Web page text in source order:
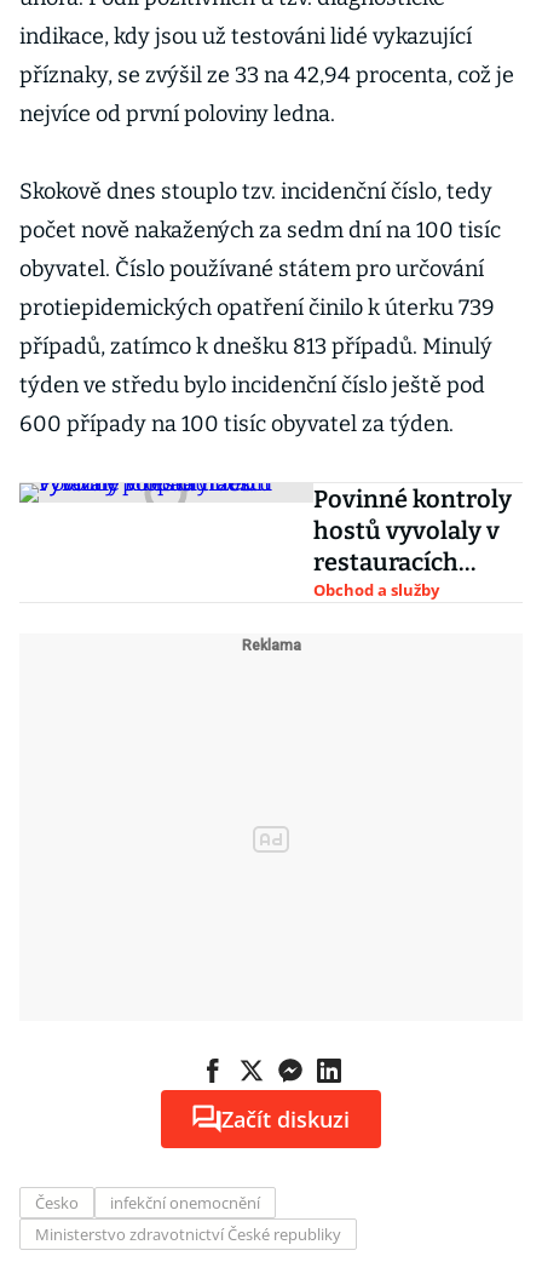
indikace, kdy jsou už testováni lidé vykazující
příznaky, se zvýšil ze 33 na 42,94 procenta, což je
nejvíce od první poloviny ledna.
Skokově dnes stouplo tzv. incidenční číslo, tedy
počet nově nakažených za sedm dní na 100 tisíc
obyvatel. Číslo používané státem pro určování
protiepidemických opatření činilo k úterku 739
případů, zatímco k dnešku 813 případů. Minulý
týden ve středu bylo incidenční číslo ještě pod
600 případy na 100 tisíc obyvatel za týden.
Povinné kontroly
hostů vyvolaly v
restauracích
výrazný propad
Obchod a služby
Začít diskuzi
Česko
infekční onemocnění
Ministerstvo zdravotnictví České republiky